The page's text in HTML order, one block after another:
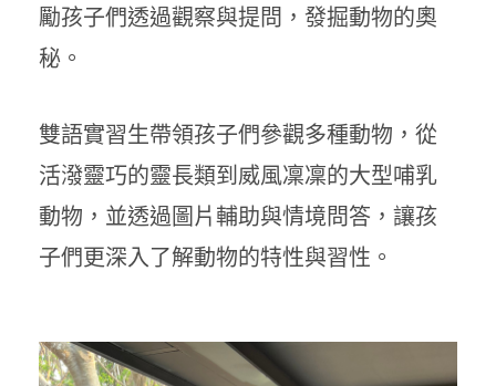
勵孩子們透過觀察與提問，發掘動物的奧
秘。
雙語實習生帶領孩子們參觀多種動物，從
活潑靈巧的靈長類到威風凜凜的大型哺乳
動物，並透過圖片輔助與情境問答，讓孩
子們更深入了解動物的特性與習性。